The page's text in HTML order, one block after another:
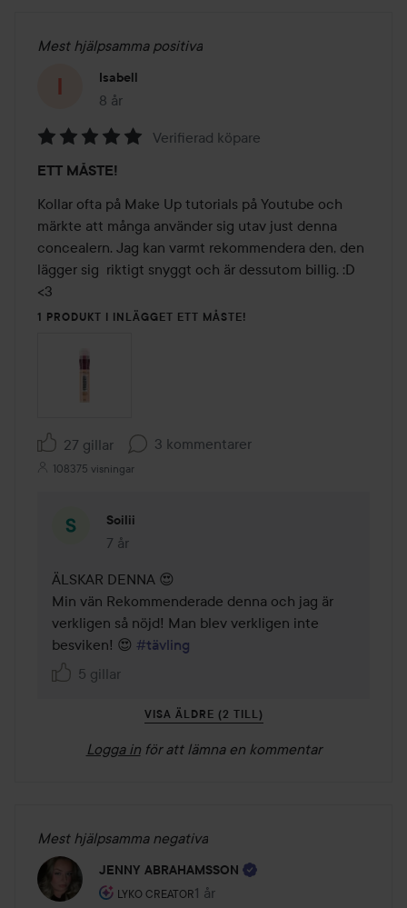
Mest hjälpsamma positiva
Isabell
8 år
Inlägget skapades 8 år
5
av
5
Verifierad köpare
ETT MÅSTE!
Kollar ofta på Make Up tutorials på Youtube och
märkte att många använder sig utav just denna
concealern. Jag kan varmt rekommendera den, den
lägger sig  riktigt snyggt och är dessutom billig. :D
<3
1 PRODUKT I INLÄGGET ETT MÅSTE!
27 gillar 3 kommentarer
108375 visningar
Soilii
7 år
Kommentaren lades 7 år
ÄLSKAR DENNA 😍
Min vän Rekommenderade denna och jag är
verkligen så nöjd! Man blev verkligen inte
besviken! 😍 #tävling
5 gillar
VISA ÄLDRE (2 TILL)
Logga in för att lämna en kommentar
Mest hjälpsamma negativa
JENNY ABRAHAMSSON
LYKO CREATOR
Användarens roll: Lyko Creator.
1 år
Inlägget skapades 1 år